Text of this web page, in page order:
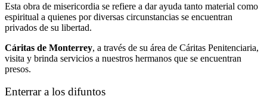
Esta obra de misericordia se refiere a dar ayuda tanto material como
espiritual a quienes por diversas circunstancias se encuentran
privados de su libertad.
Cáritas de Monterrey, a través de su área de Cáritas Penitenciaria,
visita y brinda servicios a nuestros hermanos que se encuentran
presos.
Enterrar a los difuntos